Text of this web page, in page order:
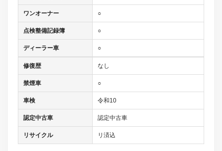
ワンオーナー ○
点検整備記録簿 ○
ディーラー車 ○
修復歴 なし
禁煙車 ○
車検 令和10
認定中古車 認定中古車
リサイクル リ済込